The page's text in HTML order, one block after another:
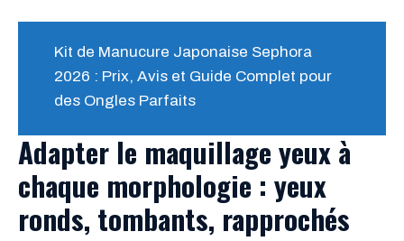
Kit de Manucure Japonaise Sephora
2026 : Prix, Avis et Guide Complet pour
des Ongles Parfaits
Adapter le maquillage yeux à
chaque morphologie : yeux
ronds, tombants, rapprochés